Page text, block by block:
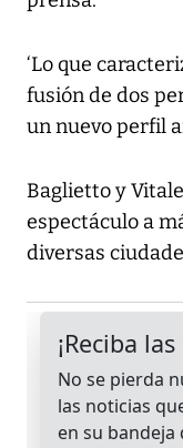
‘Lo que
fusión de dos
un nuevo perfil
Baglietto y
espectáculo a
diversas